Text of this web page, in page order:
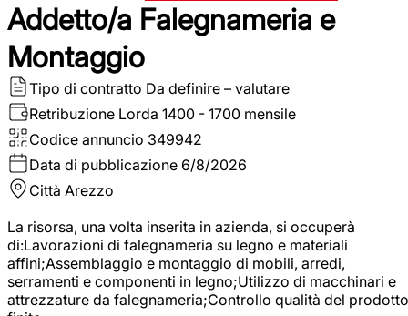
Addetto/a Falegnameria e
Montaggio
Tipo di contratto Da definire – valutare
Retribuzione Lorda 1400 - 1700 mensile
Codice annuncio 349942
Data di pubblicazione 6/8/2026
Città Arezzo
La risorsa, una volta inserita in azienda, si occuperà
di:Lavorazioni di falegnameria su legno e materiali
affini;Assemblaggio e montaggio di mobili, arredi,
serramenti e componenti in legno;Utilizzo di macchinari e
attrezzature da falegnameria;Controllo qualità del prodotto